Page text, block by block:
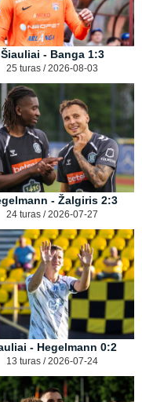
Šiauliai - Banga 1:3
25 turas / 2026-08-03
- Žalgiris 2:3
24 turas / 2026-07-27
- Hegelmann 0:2
13 turas / 2026-07-24